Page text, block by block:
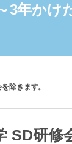
3年かけ
除きます。
SD研修